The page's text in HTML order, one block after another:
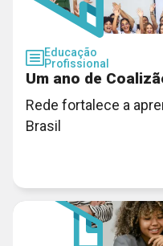
Educação
Profissional
Um ano de
Rede fortalece a
Brasil